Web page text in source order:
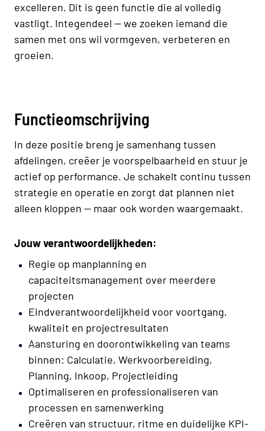
excelleren. Dit is geen functie die al volledig
vastligt. Integendeel — we zoeken iemand die
samen met ons wil vormgeven, verbeteren en
groeien.
Functieomschrijving
In deze positie breng je samenhang tussen
afdelingen, creëer je voorspelbaarheid en stuur je
actief op performance. Je schakelt continu tussen
strategie en operatie en zorgt dat plannen niet
alleen kloppen — maar ook worden waargemaakt.
Jouw verantwoordelijkheden:
Regie op manplanning en
capaciteitsmanagement over meerdere
projecten
Eindverantwoordelijkheid voor voortgang,
kwaliteit en projectresultaten
Aansturing en doorontwikkeling van teams
binnen: Calculatie, Werkvoorbereiding,
Planning, Inkoop, Projectleiding
Optimaliseren en professionaliseren van
processen en samenwerking
Creëren van structuur, ritme en duidelijke KPI-